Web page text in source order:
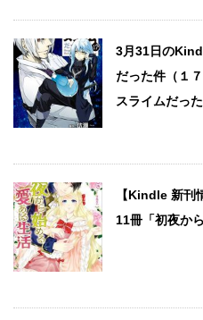
3月31日の
だった件（１
スライムだっ
【Kindle 新
11冊「初夜か